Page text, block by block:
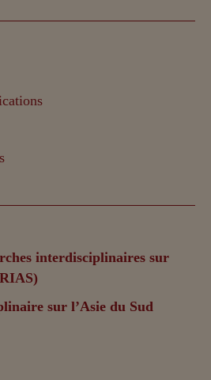
interdisciplinaires sur
sur l’Asie du Sud